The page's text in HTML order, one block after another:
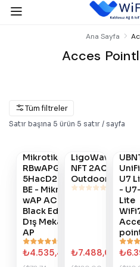
Ana Sayfa
Acces
Tüm filtreler
Satır başına 5 ürün·5 satır / sayfa
671
Satın
Mikrotik
RBwAPG-
5HacD2HnD-
BE - MikroTik
wAP AC
Black Edition
Dış Mekan
AP
₺4.535,42
650
OUTLET
Satın
LigoWave
NFT 2AC
Outdoor
₺7.488,00
427
Satın
UniFi
U7
- U7-
Lite